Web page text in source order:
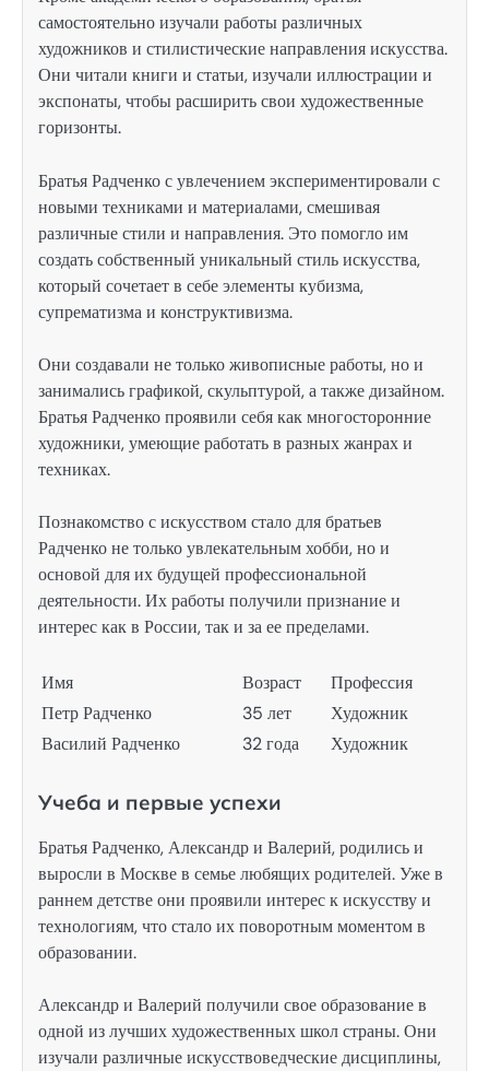
самостоятельно изучали работы различных
художников и стилистические направления искусства.
Они читали книги и статьи, изучали иллюстрации и
экспонаты, чтобы расширить свои художественные
горизонты.
Братья Радченко с увлечением экспериментировали с
новыми техниками и материалами, смешивая
различные стили и направления. Это помогло им
создать собственный уникальный стиль искусства,
который сочетает в себе элементы кубизма,
супрематизма и конструктивизма.
Они создавали не только живописные работы, но и
занимались графикой, скульптурой, а также дизайном.
Братья Радченко проявили себя как многосторонние
художники, умеющие работать в разных жанрах и
техниках.
Познакомство с искусством стало для братьев
Радченко не только увлекательным хобби, но и
основой для их будущей профессиональной
деятельности. Их работы получили признание и
интерес как в России, так и за ее пределами.
Имя Возраст
Профессия
Петр Радченко
35 лет
Художник
Василий Радченко
32 года Художник
Учеба и первые успехи
Братья Радченко, Александр и Валерий, родились и
выросли в Москве в семье любящих родителей. Уже в
раннем детстве они проявили интерес к искусству и
технологиям, что стало их поворотным моментом в
образовании.
Александр и Валерий получили свое образование в
одной из лучших художественных школ страны. Они
изучали различные искусствоведческие дисциплины,